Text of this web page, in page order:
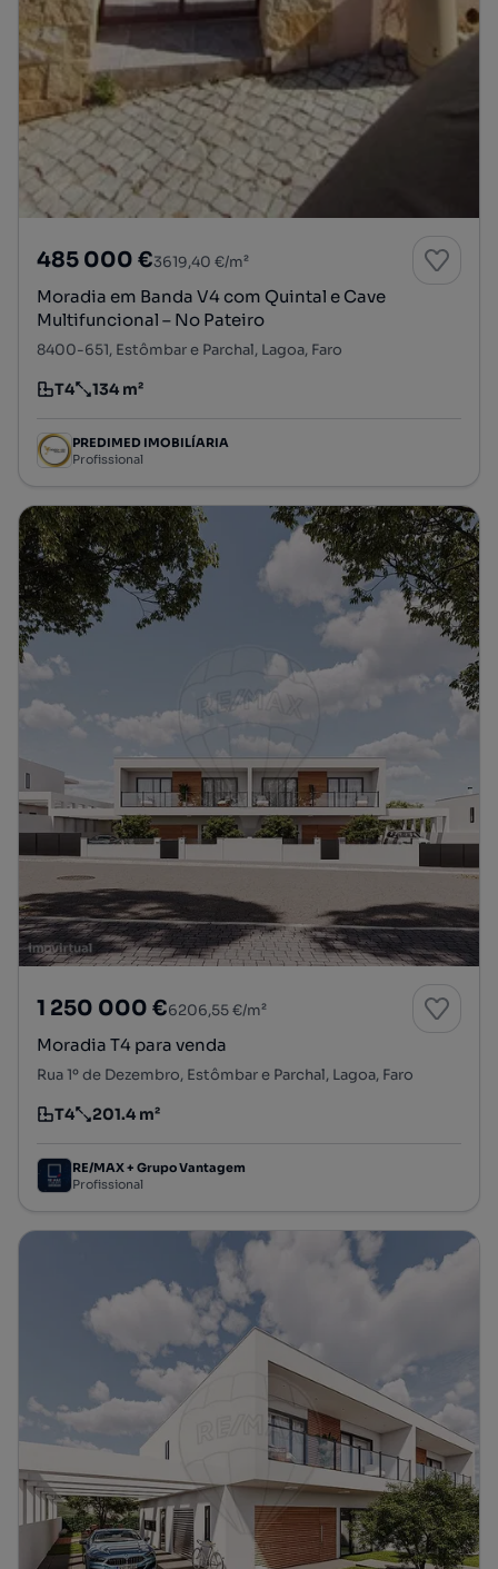
485 000 €3619,40 €/m²
Moradia em Banda V4 com Quintal e Cave
Multifuncional – No Pateiro
8400-651, Estômbar e Parchal, Lagoa, Faro
Tipologia
T4
Preço por metro quadrado
134 m²
PREDIMED IMOBILÍARIA
Profissional
1 250 000 €6206,55 €/m²
Moradia T4 para venda
Rua 1º de Dezembro, Estômbar e Parchal, Lagoa, Faro
Tipologia
T4
Preço por metro quadrado
201.4 m²
RE/MAX + Grupo Vantagem
Profissional